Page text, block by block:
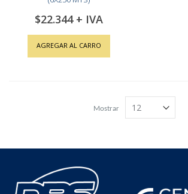
$22.344
AGREGAR AL CARRO
Mostrar